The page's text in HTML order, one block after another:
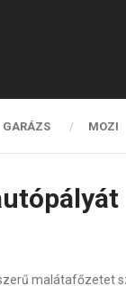
GARÁZS MOZI
malátafőzetet